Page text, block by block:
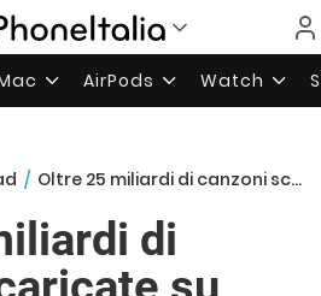
AirPods Watch
/ Oltre 25 miliardi di canzoni scaricate su iTunes Store
di